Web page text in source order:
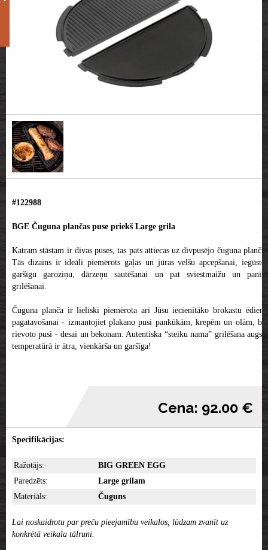
#122988
BGE Čuguna plančas puse priekš Large grila
Katram stāstam ir divas puses, tas pats attiecas uz divpusējo čuguna planču.
Tās dizains ir ideāli piemērots gaļas un jūras velšu apcepšanai, iegūstot
garšīgu garoziņu, dārzeņu sautēšanai un pat sviestmaižu un panīni
grilēšanai.
Čuguna planča ir lieliski piemērota arī Jūsu iecienītāko brokastu ēdienu
pagatavošanai - izmantojiet plakano pusi pankūkām, krepēm un olām, bet
rievoto pusi - desai un bekonam. Autentiska “steiku nama” grilēšana augstā
temperatūrā ir ātra, vienkārša un garšīga!
Cena: 92.00 €
Specifikācijas:
Ražotājs:
BIG GREEN EGG
Paredzēts:
Large grilam
Materiāls:
Čuguns
Lai noskaidrotu par preču pieejamību veikalos, lūdzam zvanīt uz
konkrētā veikala tālruni.